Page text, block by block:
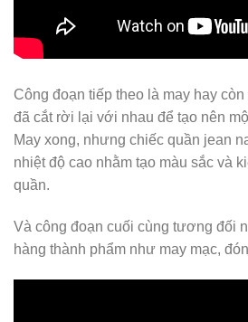
Công đoạn tiếp theo là may hay
đã cắt rời lại với nhau để tạo nên
May xong, nhưng chiếc quần jean
nhiệt độ cao nhằm tạo màu sắc và
quần.
Và công đoạn cuối cùng tương đối
hàng thành phẩm như may mạc,